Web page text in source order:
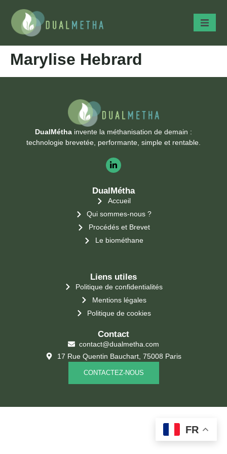
Marylise Hebrard
DualMétha invente la méthanisation de demain :
technologie brevetée, performante, simple et rentable.
DualMétha
Accueil
Qui sommes-nous ?
Procédés et Brevet
Le biométhane
Liens utiles
Politique de confidentialités
Mentions légales
Politique de cookies
Contact
contact@dualmetha.com
17 Rue Quentin Bauchart, 75008 Paris
CONTACTEZ-NOUS
FR